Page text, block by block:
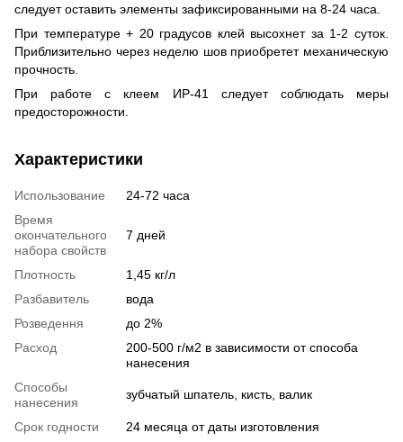
следует оставить элементы зафиксированными на 8-24 часа.
При температуре + 20 градусов клей высохнет за 1-2 суток.
Приблизительно через неделю шов приобретет механическую
прочность.
При работе с клеем ИР-41 следует соблюдать меры
предосторожности.
Характеристики
Использование
24-72 часа
Время
окончательного
набора свойств
7 дней
Плотность
1,45 кг/л
Разбавитель
вода
Розведення
до 2%
Расход
200-500 г/м2 в зависимости от способа
нанесения
Способы
нанесения
зубчатый шпатель, кисть, валик
Срок годности
24 месяца от даты изготовления